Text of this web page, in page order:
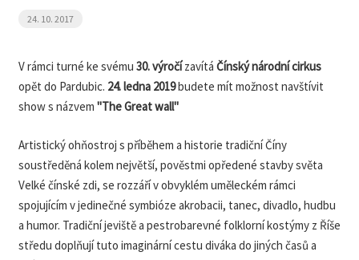
24. 10. 2017
V rámci turné ke svému 30. výročízavítá Čínský národní cirkus
opět do Pardubic. 24. ledna 2019budete mít možnost navštívit
show s názvem "The Great wall"
Artistický ohňostroj s příběhem a historie tradiční Číny
soustředěná kolem největší, pověstmi opředené stavby světa
Velké čínské zdi, se rozzáří v obvyklém uměleckém rámci
spojujícím v jedinečné symbióze akrobacii, tanec, divadlo, hudbu
a humor. Tradiční jeviště a pestrobarevné folklorní kostýmy z Říše
středu doplňují tuto imaginární cestu diváka do jiných časů a